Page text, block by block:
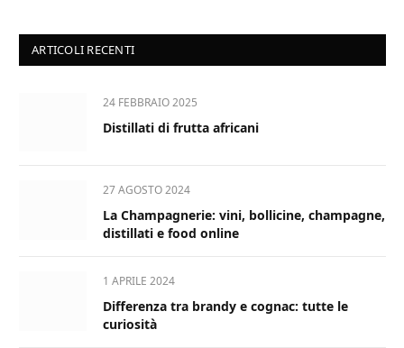
ARTICOLI RECENTI
24 FEBBRAIO 2025
Distillati di frutta africani
27 AGOSTO 2024
La Champagnerie: vini, bollicine, champagne,
distillati e food online
1 APRILE 2024
Differenza tra brandy e cognac: tutte le
curiosità